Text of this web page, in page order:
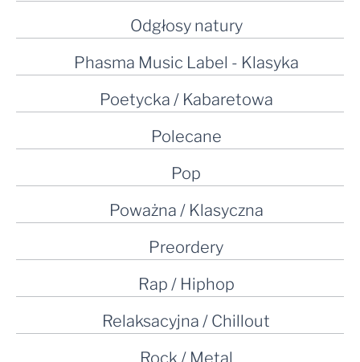
Odgłosy natury
Phasma Music Label - Klasyka
Poetycka / Kabaretowa
Polecane
Pop
Poważna / Klasyczna
Preordery
Rap / Hiphop
Relaksacyjna / Chillout